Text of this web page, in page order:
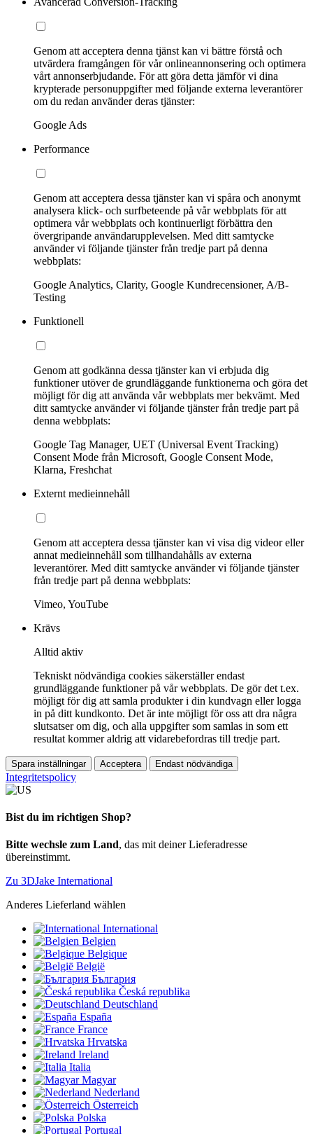
Genom att acceptera denna tjänst kan vi bättre förstå och
utvärdera framgången för vår onlineannonsering och optimera
vårt annonserbjudande. För att göra detta jämför vi dina
krypterade personuppgifter med följande externa leverantörer
om du redan använder deras tjänster:
Google Ads
Performance
Genom att acceptera dessa tjänster kan vi spåra och anonymt
analysera klick- och surfbeteende på vår webbplats för att
optimera vår webbplats och kontinuerligt förbättra den
övergripande användarupplevelsen. Med ditt samtycke
använder vi följande tjänster från tredje part på denna
webbplats:
Google Analytics, Clarity, Google Kundrecensioner, A/B-
Testing
Funktionell
Genom att godkänna dessa tjänster kan vi erbjuda dig
funktioner utöver de grundläggande funktionerna och göra det
möjligt för dig att använda vår webbplats mer bekvämt. Med
ditt samtycke använder vi följande tjänster från tredje part på
denna webbplats:
Google Tag Manager, UET (Universal Event Tracking)
Consent Mode från Microsoft, Google Consent Mode,
Klarna, Freshchat
Externt medieinnehåll
Genom att acceptera dessa tjänster kan vi visa dig videor eller
annat medieinnehåll som tillhandahålls av externa
leverantörer. Med ditt samtycke använder vi följande tjänster
från tredje part på denna webbplats:
Vimeo, YouTube
Krävs
Alltid aktiv
Tekniskt nödvändiga cookies säkerställer endast
grundläggande funktioner på vår webbplats. De gör det t.ex.
möjligt för dig att samla produkter i din kundvagn eller logga
in på ditt kundkonto. Det är inte möjligt för oss att dra några
slutsatser om dig, och alla uppgifter som samlas in som ett
resultat kommer aldrig att vidarebefordras till tredje part.
Spara inställningar Acceptera Endast nödvändiga
Integritetspolicy
Bist du im richtigen Shop?
Bitte wechsle zum Land, das mit deiner Lieferadresse
übereinstimmt.
Zu 3DJake International
Anderes Lieferland wählen
International
Belgien
Belgique
België
България
Česká republika
Deutschland
España
France
Hrvatska
Ireland
Italia
Magyar
Nederland
Österreich
Polska
Portugal